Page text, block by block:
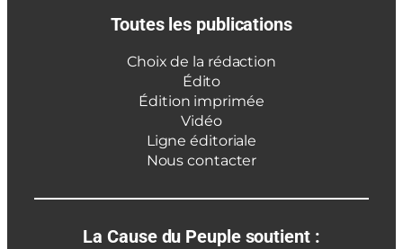
Toutes les publications
Choix de la rédaction
Édito
Édition imprimée
Vidéo
Ligne éditoriale
Nous contacter
La Cause du Peuple soutient :